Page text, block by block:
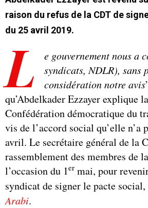
raison du refus de la CDT de
du 25 avril 2019.
L
e gouvernement nous a
syndicats, NDLR), sans
considération notre avis
qu’Abdelkader Ezzayer explique
Confédération démocratique du
vis de l’accord social qu’elle n’a
avril. Le secrétaire général de la
rassemblement des membres de
l’occasion du 1er mai, pour
syndicat de signer le pacte
Arabi.